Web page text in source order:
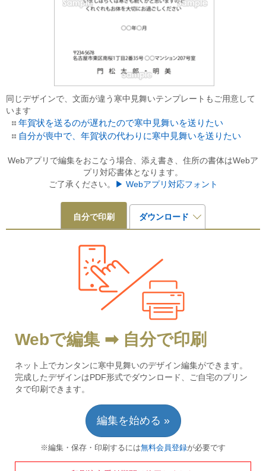
同じデザインで、文面が違う寒中見舞いテンプレートもご用意して
います
年賀状を送るのが遅れたので寒中見舞いを送りたい
自分が喪中で、年賀状の代わりに寒中見舞いを送りたい
Webアプリで編集をおこなう場合、添え書き、住所の書体はWebア
プリ対応書体となります。
ご了承ください。
▶ Webアプリ対応フォント
自分で印刷 ダウンロード
Webで編集 ➡ 自分で印刷
ネット上でカンタンに寒中見舞いのデザイン編集ができます。
完成したデザインはPDF形式でダウンロード、ご自宅のプリン
タで印刷できます。
編集を始める »
※編集・保存・印刷するには無料会員登録が必要です